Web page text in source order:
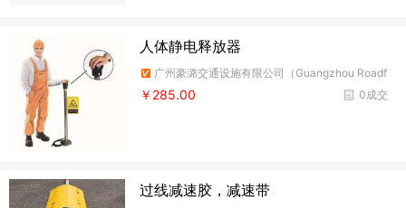
人体静电释放器
广州豪潞交通设施有限公司（Guangzhou Roadf
ire Traffic Facilities Co.,Ltd）
0成交
￥285.00
过线减速胶，减速带